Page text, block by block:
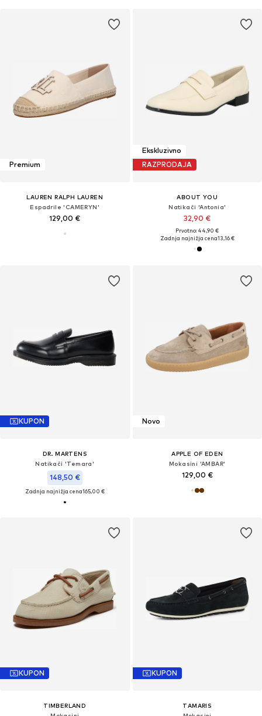
Premium
LAUREN RALPH LAUREN
Espadrile 'CAMERYN'
129,00 €
Ekskluzivno
RAZPRODAJA
ABOUT YOU
Natikači 'Antonia'
32,90 €
Prvotno: 44,90 €
Zadnja najnižja cena13,16 €
KUPON
DR. MARTENS
Natikači 'Temara'
148,50 €
Zadnja najnižja cena165,00 €
Novo
APPLE OF EDEN
Mokasini 'AMBAR'
129,00 €
KUPON
TIMBERLAND
KUPON
TAMARIS